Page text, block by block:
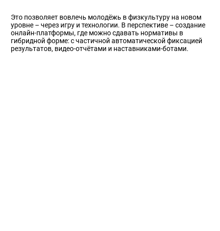
Это позволяет вовлечь молодёжь в физкультуру на новом
уровне – через игру и технологии. В перспективе – создание
онлайн-платформы, где можно сдавать нормативы в
гибридной форме: с частичной автоматической фиксацией
результатов, видео-отчётами и наставниками-ботами.